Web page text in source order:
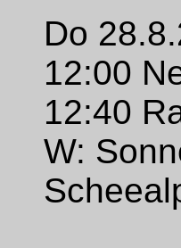
Do
12:00
12:40
W: